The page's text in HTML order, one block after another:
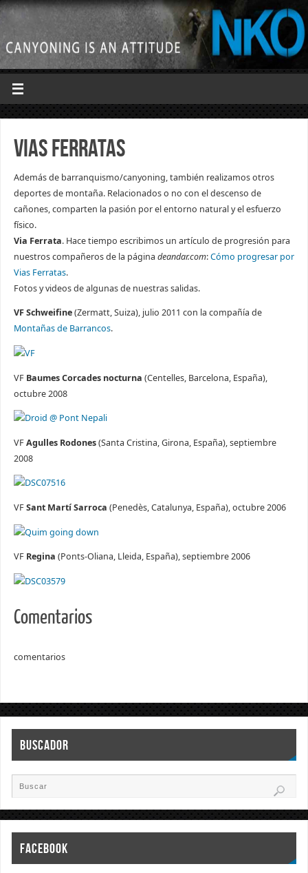
Vias Ferratas
Además de barranquismo/canyoning, también realizamos otros
deportes de montaña. Relacionados o no con el descenso de
cañones, comparten la pasión por el entorno natural y el esfuerzo
físico.
Via Ferrata. Hace tiempo escribimos un artículo de progresión para
nuestros compañeros de la página deandar.com:Cómo progresar por
Vias Ferratas.
Fotos y videos de algunas de nuestras salidas.
VF Schweifine(Zermatt, Suiza), julio 2011 con la compañía de
Montañas de Barrancos.
VF Baumes Corcades nocturna (Centelles, Barcelona, España),
octubre 2008
VFAgulles Rodones(Santa Cristina, Girona, España), septiembre
2008
VFSant Martí Sarroca (Penedès, Catalunya, España), octubre 2006
VF Regina (Ponts-Oliana, Lleida, España), septiembre 2006
Comentarios
comentarios
BUSCADOR
FACEBOOK